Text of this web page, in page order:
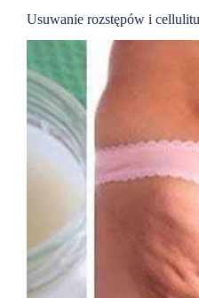
Usuwanie rozstępów i